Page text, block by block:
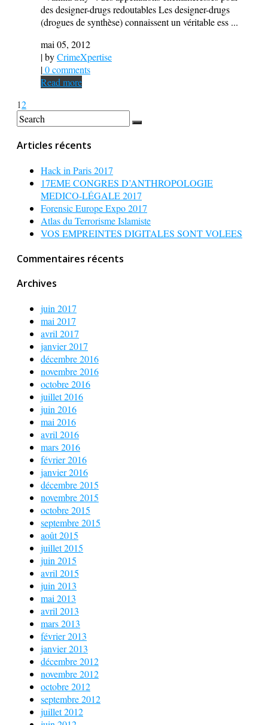
des designer-drugs redoutables Les designer-drugs
(drogues de synthèse) connaissent un véritable ess ...
mai 05, 2012
| byCrimeXpertise
|0 comments
Read more
12
Articles récents
Hack in Paris 2017
17EME CONGRES D’ANTHROPOLOGIE
MEDICO-LÉGALE 2017
Forensic Europe Expo 2017
Atlas du Terrorisme Islamiste
VOS EMPREINTES DIGITALES SONT VOLEES
Commentaires récents
Archives
juin 2017
mai 2017
avril 2017
janvier 2017
décembre 2016
novembre 2016
octobre 2016
juillet 2016
juin 2016
mai 2016
avril 2016
mars 2016
février 2016
janvier 2016
décembre 2015
novembre 2015
octobre 2015
septembre 2015
août 2015
juillet 2015
juin 2015
avril 2015
juin 2013
mai 2013
avril 2013
mars 2013
février 2013
janvier 2013
décembre 2012
novembre 2012
octobre 2012
septembre 2012
juillet 2012